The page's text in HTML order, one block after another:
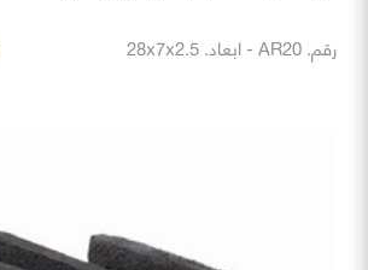
رقم. AR20 - ابعاد. 28x7x2.5